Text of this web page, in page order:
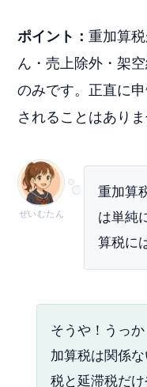
ポイント：重加算
ん・売上除外・架
のみです。正直に
されることはありま
ぜいむたん
重加算
は単純
算税に
そうや！うっ
加算税は関係
税と延滞税だ